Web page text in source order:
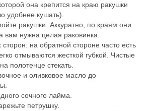
она крепится на краю ракушки
удобнее кушать).
ракушки. Аккуратно, по краям они
вам нужна целая раковинка.
на обратной стороне часто есть
отмываются жесткой губкой. Чистые
полотенце стекать.
и оливковое масло до
сочного лайма.
петрушку.